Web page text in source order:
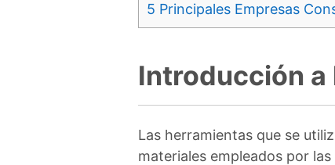
5 Principales Empresas
Introducción a
Las herramientas que se
materiales empleados por